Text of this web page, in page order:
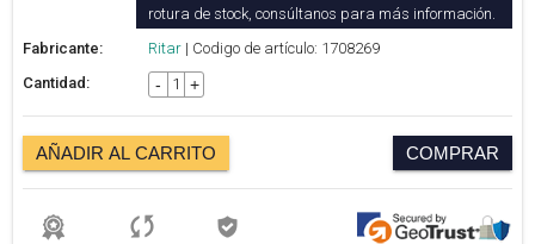
rotura de stock, consúltanos para más información.
Fabricante:
Ritar | Codigo de artículo: 1708269
Cantidad:
- +
AÑADIR AL CARRITO COMPRAR